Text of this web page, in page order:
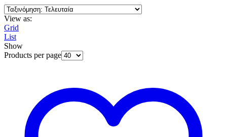
View as:
Grid
List
Show
Products per page